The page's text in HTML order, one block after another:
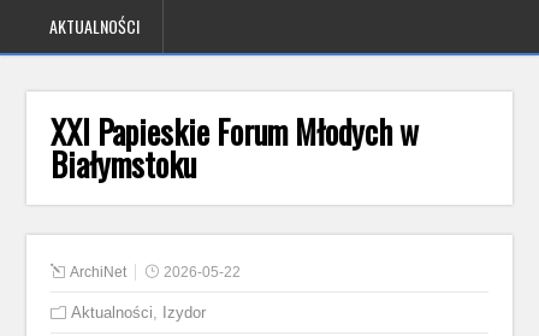
AKTUALNOŚCI
XXI Papieskie Forum Młodych w
Białymstoku
ArchiNet 2026-05-22
Aktualności, Izydor